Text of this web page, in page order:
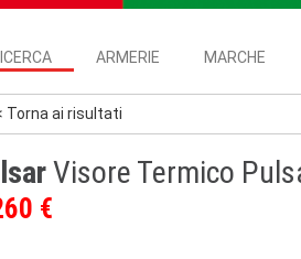
ARMERIE MARCHE
Torna ai risultati
Visore Termico
€